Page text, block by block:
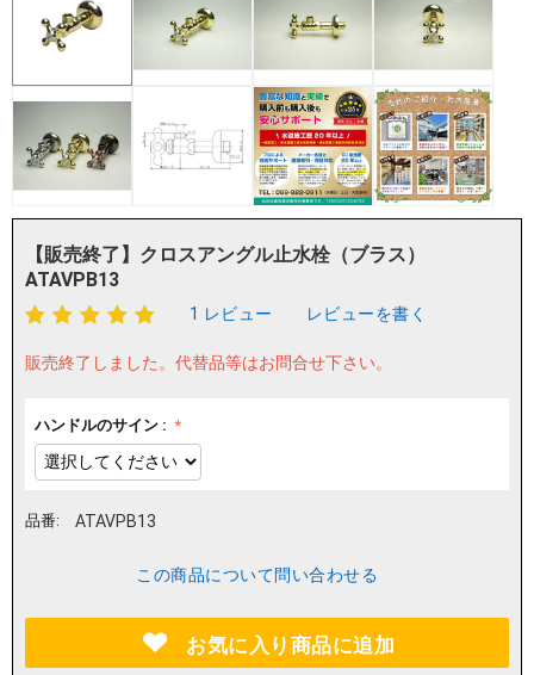
【販売終了】クロスアングル止水栓（ブラス）
ATAVPB13
1 レビュー レビューを書く
販売終了しました。 代替品等はお問合せ下さい。
ハンドルのサイン :
品番: ATAVPB13
この商品について問い合わせる
お気に入り商品に追加